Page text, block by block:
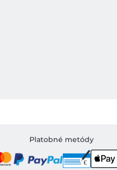
Platobné metódy